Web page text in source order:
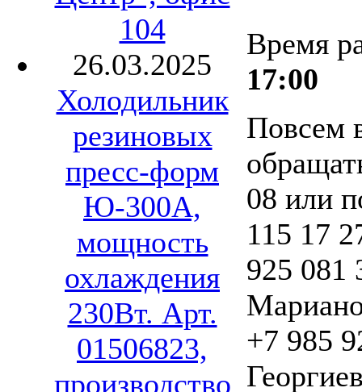
104
26.03.2025
Холодильник
резиновых
пресс-форм
Ю-300А,
мощность
охлаждения
230Вт. Арт.
01506823,
производство
Время
17:00
Повсем
08 или
115 17
925 081
+7 985